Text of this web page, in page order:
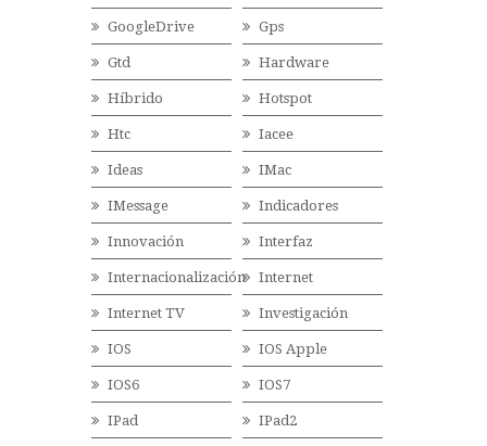
GoogleDrive Gps
Gtd Hardware
Híbrido Hotspot
Htc Iacee
Ideas IMac
IMessage Indicadores
Innovación Interfaz
Internacionalización Internet
Internet TV Investigación
IOS IOS Apple
IOS6 IOS7
IPad IPad2